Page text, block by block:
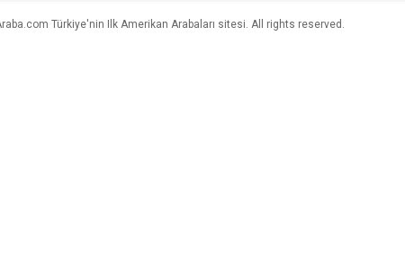
Türkiye'nin Ilk Amerikan Arabaları sitesi. All rights reserved.